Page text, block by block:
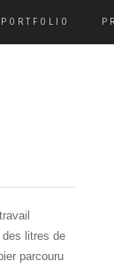
PORTFOLIO
des litres de
parcouru